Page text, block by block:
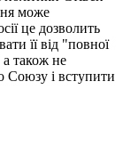
може
це дозволить
її від "повної
а також не
Союзу і вступити